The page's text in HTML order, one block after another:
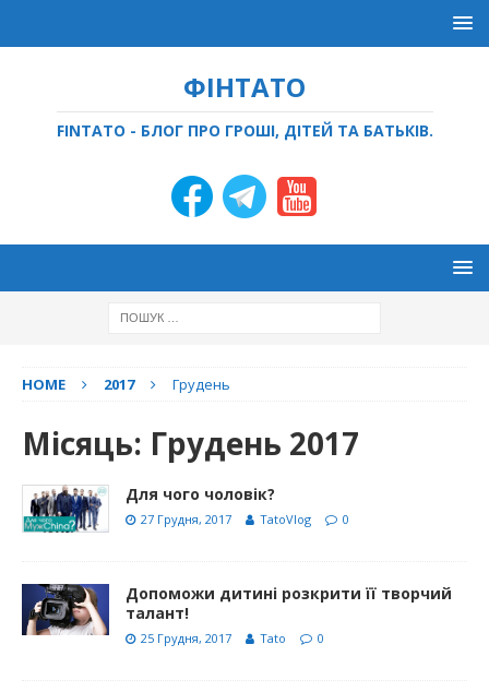
ФІНТАТО
FINTATO - БЛОГ ПРО ГРОШІ, ДІТЕЙ ТА БАТЬКІВ.
HOME 2017 Грудень
Місяць: Грудень 2017
Для чого чоловік?
27 Грудня, 2017 TatoVlog 0
Допоможи дитині розкрити її творчий
талант!
25 Грудня, 2017 Tato 0